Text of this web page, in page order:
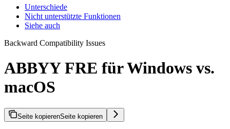
Unterschiede
Nicht unterstützte Funktionen
Siehe auch
Backward Compatibility Issues
ABBYY FRE für Windows vs.
macOS
Seite kopierenSeite kopieren